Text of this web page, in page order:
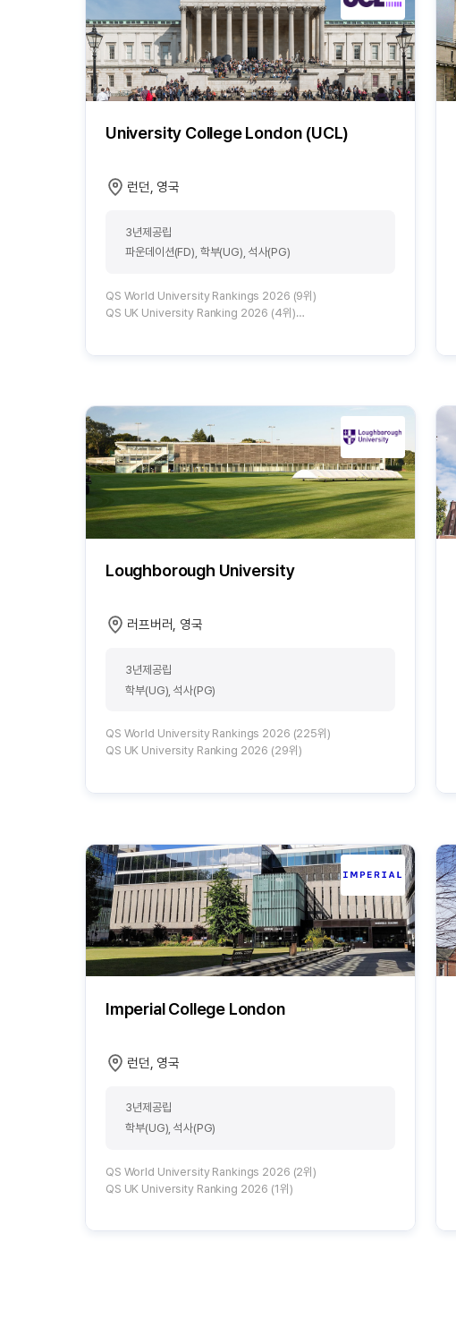
University College London (UCL)
런던, 영국
3년제공립
파운데이션(FD), 학부(UG), 석사(PG)
QS World University Rankings 2026 (9위)
QS UK University Ranking 2026 (4위)
Loughborough University
러프버러, 영국
3년제공립
학부(UG), 석사(PG)
QS World University Rankings 2026 (225위)
QS UK University Ranking 2026 (29위)
Imperial College London
런던, 영국
3년제공립
학부(UG), 석사(PG)
QS World University Rankings 2026 (2위)
QS UK University Ranking 2026 (1위)